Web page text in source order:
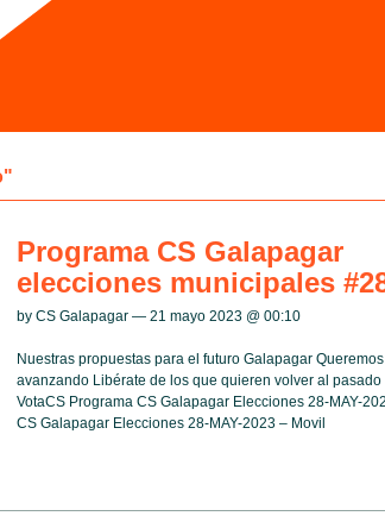
Programa CS Galapagar
elecciones municipales
by CS Galapagar — 21 mayo 2023 @ 00:10
Nuestras propuestas para el futuro Galapagar
avanzando Libérate de los que quieren volver al pasado
VotaCS Programa CS Galapagar Elecciones 28-MAY-
CS Galapagar Elecciones 28-MAY-2023 – Movil